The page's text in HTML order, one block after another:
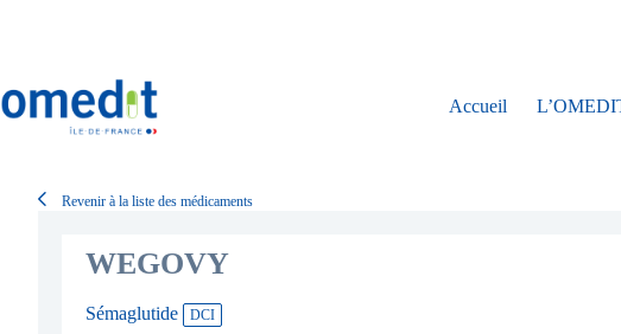
Accueil
Revenir à la liste des médicaments
WEGOVY
Sémaglutide DCI